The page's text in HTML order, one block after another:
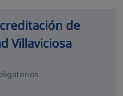
de
Villaviciosa